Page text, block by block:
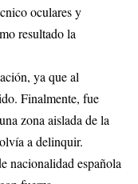
oculares y
resultado la
ya que al
Finalmente, fue
zona aislada de la
a delinquir.
nacionalidad española